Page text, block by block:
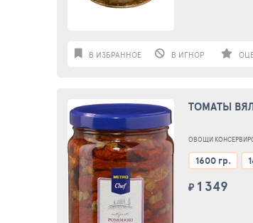
В ИЗБРАННОЕ В ИГНОР
ТОМАТЫ
ОВОЩИ
1600 гр.
₽ 1 349